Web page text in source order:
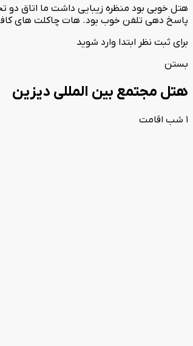
هتل خوبی بود منظره زیبایی داشت ما اتاق دو
پاسخ دهی تلفن خوب بود. هات چاکلت های کافی
برای ثبت نظر ابتدا وارد شوید
بستن
هتل مجتمع بین المللی دیزین
1 شب اقامت